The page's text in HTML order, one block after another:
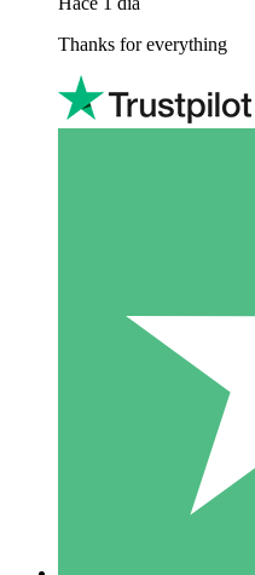
Thanks for everything